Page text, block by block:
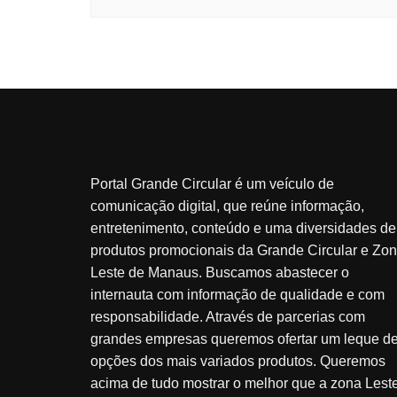
Portal Grande Circular é um veículo de
comunicação digital, que reúne informação,
entretenimento, conteúdo e uma diversidades de
produtos promocionais da Grande Circular e
Leste de Manaus. Buscamos abastecer o
internauta com informação de qualidade e com
responsabilidade. Através de parcerias com
grandes empresas queremos ofertar um leque
opções dos mais variados produtos. Queremos
acima de tudo mostrar o melhor que a zona